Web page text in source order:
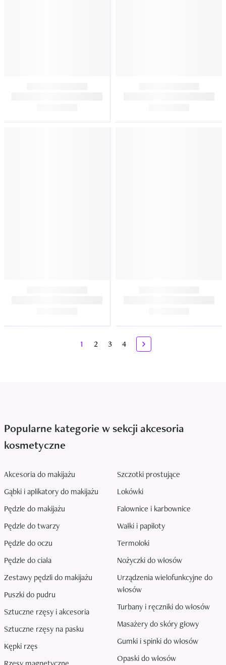
1 2 3 4
Popularne kategorie w sekcji akcesoria
kosmetyczne
Akcesoria do makijażu
Gąbki i aplikatory do makijażu
Pędzle do makijażu
Pędzle do twarzy
Pędzle do oczu
Pędzle do ciała
Zestawy pędzli do makijażu
Puszki do pudru
Sztuczne rzęsy i akcesoria
Sztuczne rzęsy na pasku
Kępki rzęs
Szczotki prostujące
Lokówki
Falownice i karbownice
Wałki i papiloty
Termoloki
Nożyczki do włosów
Urządzenia wielofunkcyjne do
włosów
Turbany i ręczniki do włosów
Masażery do skóry głowy
Gumki i spinki do włosów
Opaski do włosów